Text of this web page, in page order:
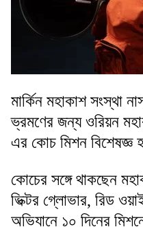
মার্কিন মহাকাশ সংস্থা
ভ্রমণের জন্য ওরিয়ন
এর কোচ মিশন বিশেষজ্ঞ
কোচের সঙ্গে থাকছেন
ভিক্টর গ্লোভার, রিড
অভিযানে ১০ দিনের